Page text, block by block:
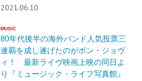
2021.06.10
MUSIC
80年代後半の海外バンド人気投票三
連覇を成し遂げたのがボン・ジョヴ
ィ！ 最新ライヴ映画上映の同日よ
り『ミュージック・ライフ写真館』